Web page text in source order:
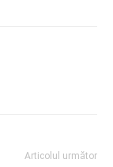
Articolul următor